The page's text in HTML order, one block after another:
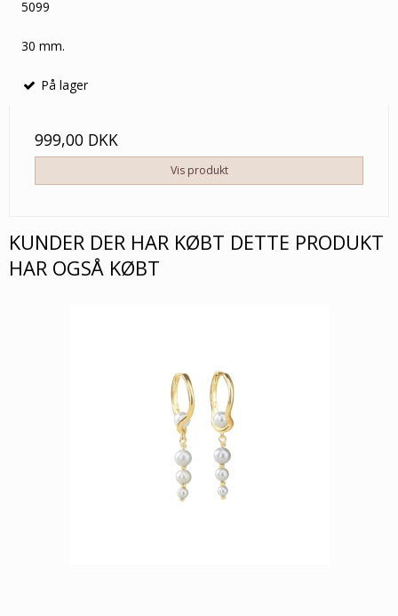
5099
30 mm.
På lager
999,00 DKK
Vis produkt
KUNDER DER HAR KØBT DETTE PRODUKT
HAR OGSÅ KØBT